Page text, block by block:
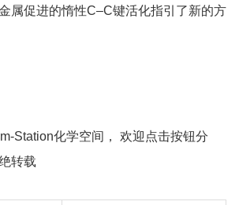
属促进的惰性C–C键活化指引了新的方
Station化学空间， 欢迎点击按钮分
转载